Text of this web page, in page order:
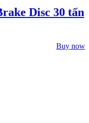
Disc 30 tấn
Buy now